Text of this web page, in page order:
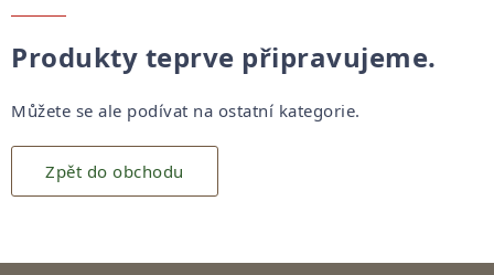
Produkty teprve připravujeme.
Můžete se ale podívat na ostatní kategorie.
Zpět do obchodu